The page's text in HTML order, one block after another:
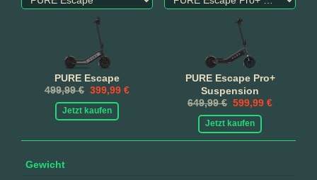
PURE Escape
499,99 € 399,99 €
Jetzt kaufen
PURE Escape Pro+
Suspension
649,99 € 599,99 €
Jetzt kaufen
Gewicht